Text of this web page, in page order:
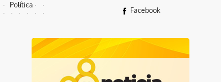
Política
Facebook